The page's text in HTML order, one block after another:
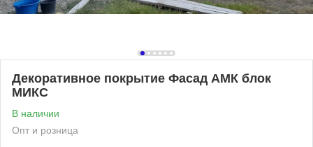
Декоративное покрытие Фасад АМК блок
МИКС
В наличии
Опт и розница